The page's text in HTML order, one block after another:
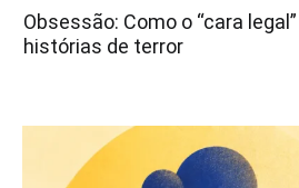
Obsessão: Como o “cara
histórias de terror